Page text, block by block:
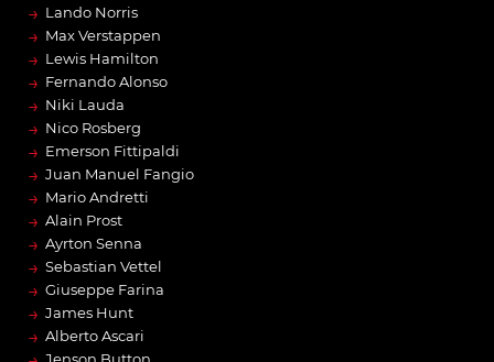
→ Lando Norris
→ Max Verstappen
→ Lewis Hamilton
→ Fernando Alonso
→ Niki Lauda
→ Nico Rosberg
→ Emerson Fittipaldi
→ Juan Manuel Fangio
→ Mario Andretti
→ Alain Prost
→ Ayrton Senna
→ Sebastian Vettel
→ Giuseppe Farina
→ James Hunt
→ Alberto Ascari